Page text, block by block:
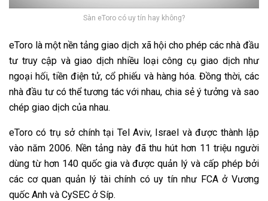
Sàn eToro có uy tín hay không?
eToro là một nền tảng giao dịch xã hội cho phép các nhà đầu
tư truy cập và giao dịch nhiều loại công cụ giao dịch như
ngoại hối, tiền điện tử, cổ phiếu và hàng hóa. Đồng thời, các
nhà đầu tư có thể tương tác với nhau, chia sẻ ý tưởng và sao
chép giao dịch của nhau.
eToro có trụ sở chính tại Tel Aviv, Israel và được thành lập
vào năm 2006. Nền tảng này đã thu hút hơn 11 triệu người
dùng từ hơn 140 quốc gia và được quản lý và cấp phép bởi
các cơ quan quản lý tài chính có uy tín như FCA ở Vương
quốc Anh và CySEC ở Síp.